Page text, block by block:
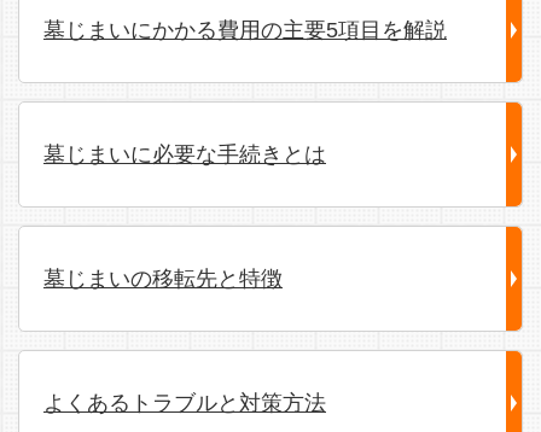
墓じまいにかかる費用の主要5項目を解説
墓じまいに必要な手続きとは
墓じまいの移転先と特徴
よくあるトラブルと対策方法